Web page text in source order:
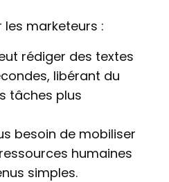
marketeurs :
rédiger des textes
libérant du
tâches plus
besoin de mobiliser
humaines
simples.